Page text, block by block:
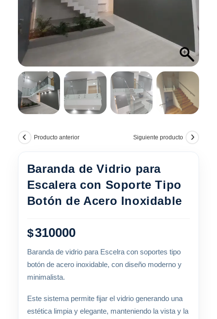
Producto anterior Siguiente producto
Baranda de Vidrio para
Escalera con Soporte Tipo
Botón de Acero Inoxidable
$310000
Baranda de vidrio para Escelra con soportes tipo
botón de acero inoxidable, con diseño moderno y
minimalista.
Este sistema permite fijar el vidrio generando una
estética limpia y elegante, manteniendo la vista y la